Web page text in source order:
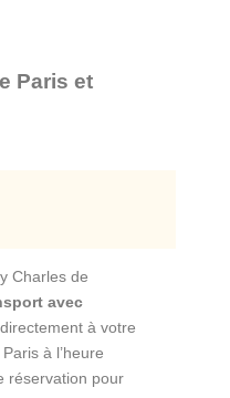
Paris et
Charles de
avec
à votre
à l’heure
réservation pour